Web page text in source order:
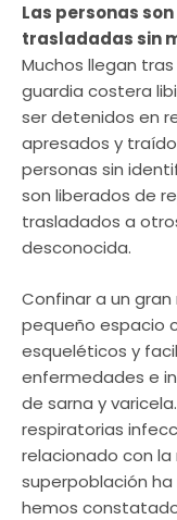
Las personas
trasladadas sin
Muchos llegan
guardia costera
ser detenidos en
apresados y
personas sin
son liberados de
trasladados a
desconocida.
Confinar a un
pequeño espacio
esqueléticos y
enfermedades e
de sarna y
respiratorias
relacionado con la
superpoblación
hemos